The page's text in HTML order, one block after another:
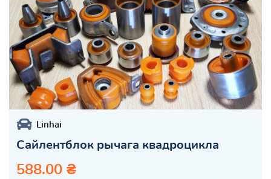
Linhai
Сайлентблок рычага квадроцикла
588.00 ₴